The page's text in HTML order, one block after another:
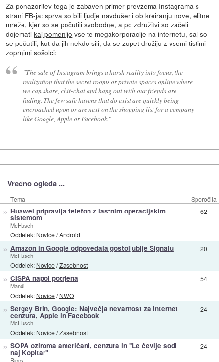
Za ponazoritev tega je zabaven primer prevzema Instagrama s
strani FB-ja: sprva so bili ljudje navdušeni ob kreiranju nove, elitne
mreže, kjer so se počutili svobodne, a po združitvi so začeli
dojematikaj pomenijo vse te megakorporacije na internetu, saj so
se počutili, kot da jih nekdo sili, da se zopet družijo z vsemi tistimi
zoprnimi sošolci:
"The sale of Instagram brings a harsh reality into focus, the
realization that the secret rooms or private spaces online where
we can share, chit-chat and hang out with our friends are
fading. The few safe havens that do exist are quickly being
encroached upon or are next on the shopping list for a company
like Google, Apple or Facebook."
Vredno ogleda ...
Tema Sporočila
» Huawei pripravlja telefon z lastnim operacijskim
sistemom
McHusch
Oddelek: Novice/Android
62
» Amazon in Google odpovedala gostoljublje Signalu
McHusch
Oddelek: Novice/Zasebnost
20
» CISPA napol potrjena
Mandi
Oddelek: Novice/NWO
54
» Sergey Brin, Google: Največja nevarnost za internet
cenzura, Apple in Facebook
McHusch
Oddelek: Novice/Zasebnost
24
» SOPA oziroma američani, cenzura in "Le čevlje sodi
naj Kopitar"
Rippy
24